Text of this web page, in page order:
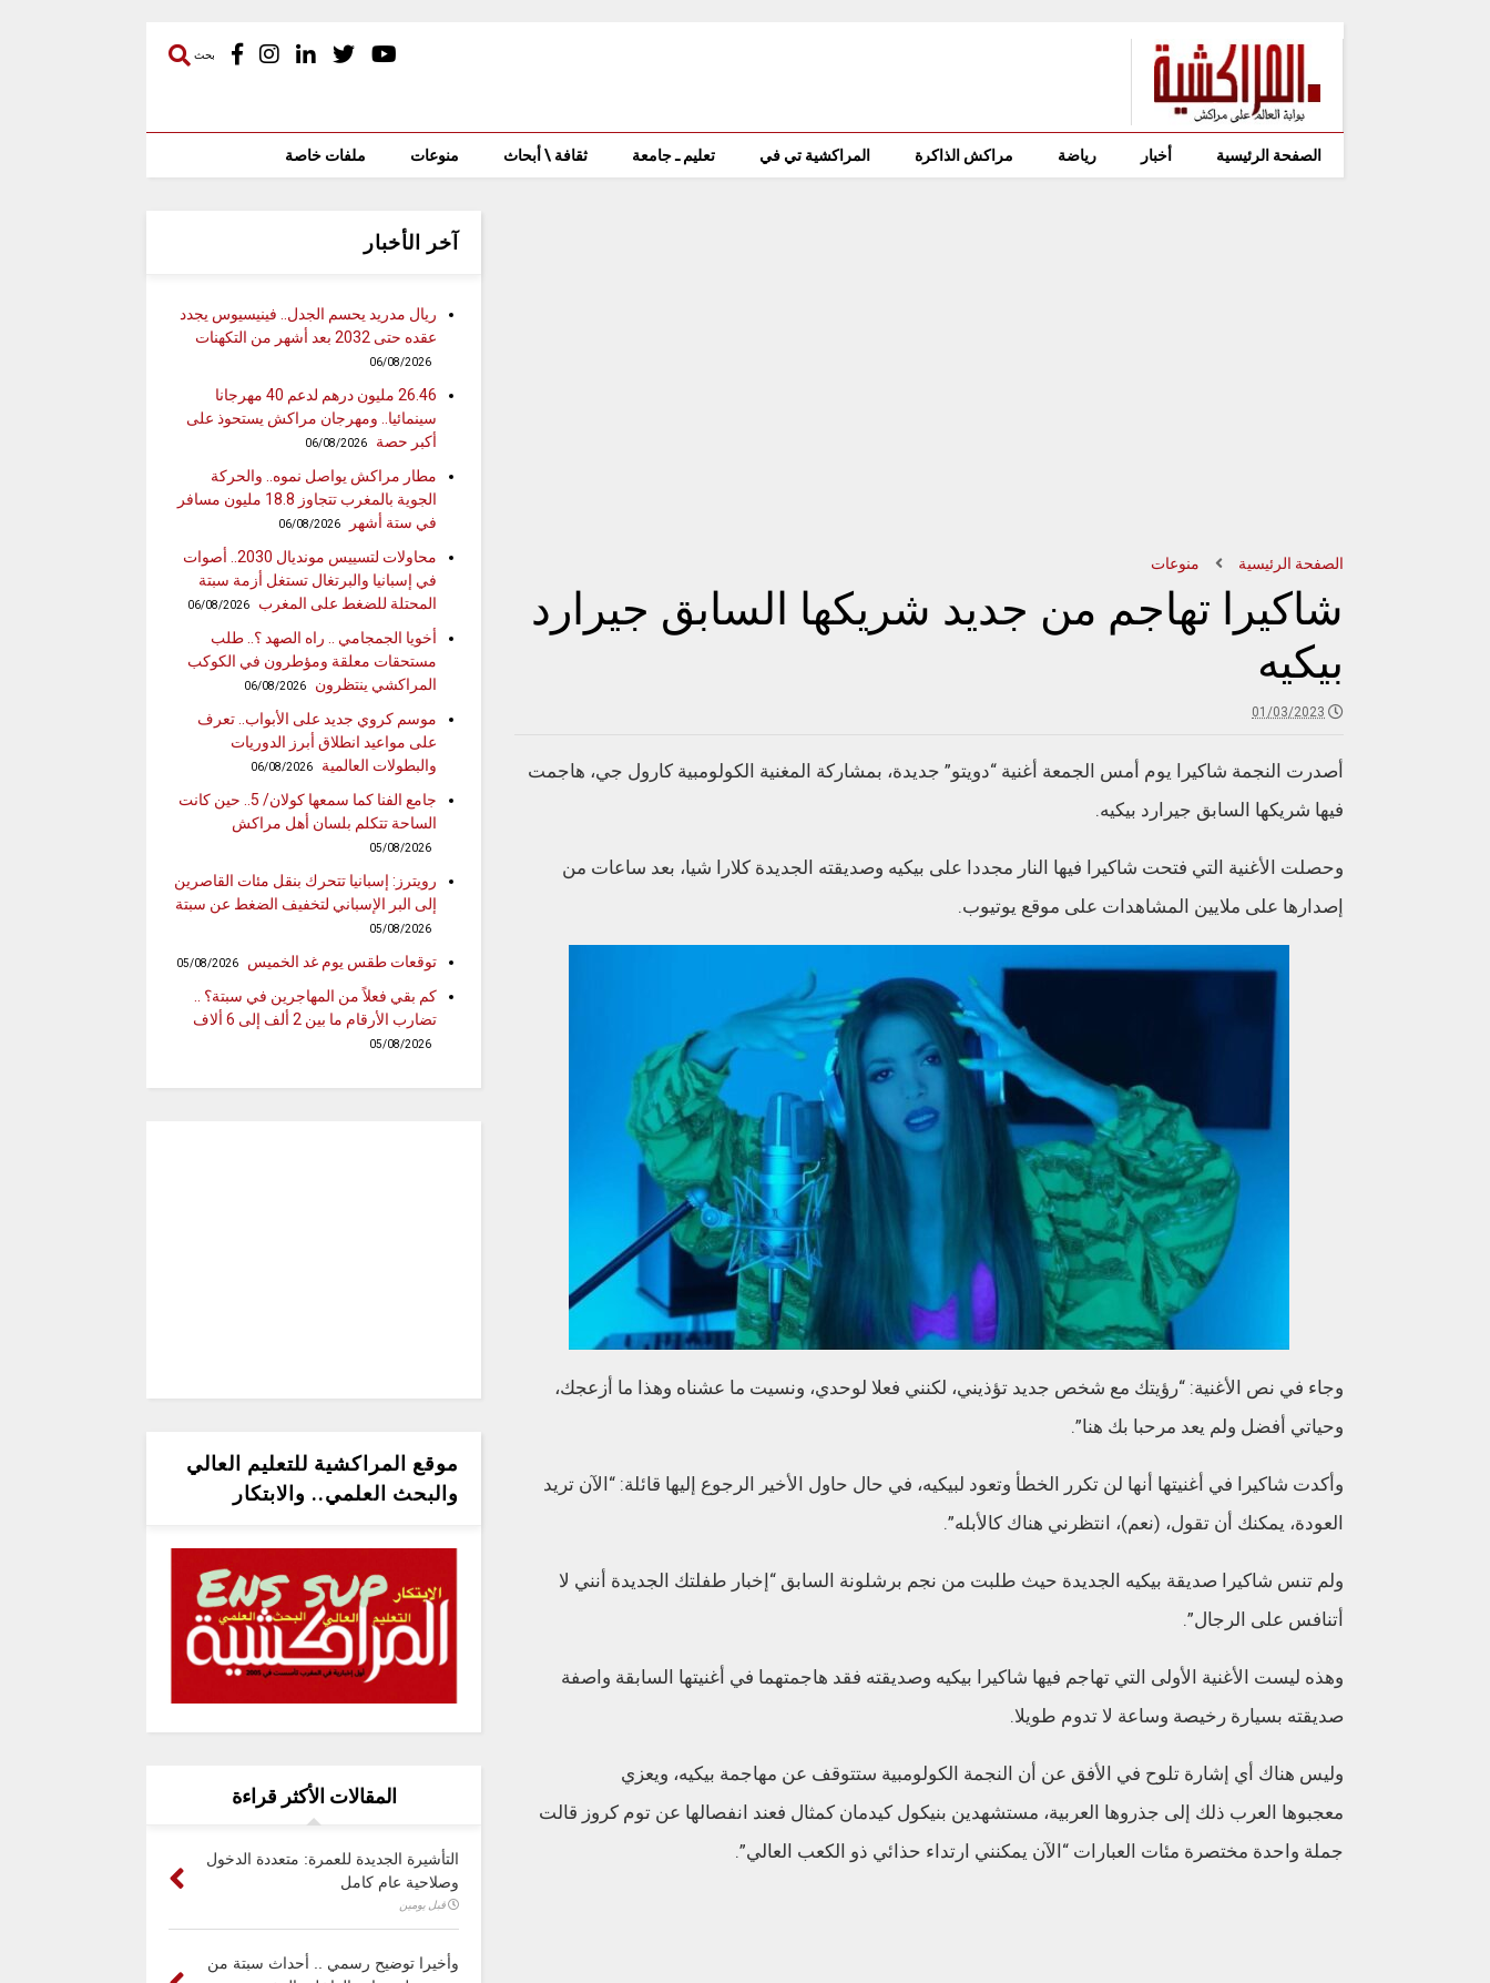
بحث
الصفحة الرئيسية أخبار رياضة مراكش الذاكرة المراكشية تي في تعليم ـ جامعة ثقافة \ أبحاث منوعات ملفات خاصة
الصفحة الرئيسية منوعات
شاكيرا تهاجم من جديد شريكها السابق جيرارد
بيكيه
01/03/2023
أصدرت النجمة شاكيرا يوم أمس الجمعة أغنية “دويتو” جديدة، بمشاركة المغنية الكولومبية كارول جي، هاجمت
فيها شريكها السابق جيرارد بيكيه.
وحصلت الأغنية التي فتحت شاكيرا فيها النار مجددا على بيكيه وصديقته الجديدة كلارا شيا، بعد ساعات من
إصدارها على ملايين المشاهدات على موقع يوتيوب.
وجاء في نص الأغنية: “رؤيتك مع شخص جديد تؤذيني، لكنني فعلا لوحدي، ونسيت ما عشناه وهذا ما أزعجك،
وحياتي أفضل ولم يعد مرحبا بك هنا”.
وأكدت شاكيرا في أغنيتها أنها لن تكرر الخطأ وتعود لبيكيه، في حال حاول الأخير الرجوع إليها قائلة: “الآن تريد
العودة، يمكنك أن تقول، (نعم)، انتظرني هناك كالأبله”.
ولم تنس شاكيرا صديقة بيكيه الجديدة حيث طلبت من نجم برشلونة السابق “إخبار طفلتك الجديدة أنني لا
أتنافس على الرجال”.
وهذه ليست الأغنية الأولى التي تهاجم فيها شاكيرا بيكيه وصديقته فقد هاجمتهما في أغنيتها السابقة واصفة
صديقته بسيارة رخيصة وساعة لا تدوم طويلا.
وليس هناك أي إشارة تلوح في الأفق عن أن النجمة الكولومبية ستتوقف عن مهاجمة بيكيه، ويعزي
معجبوها العرب ذلك إلى جذروها العربية، مستشهدين بنيكول كيدمان كمثال فعند انفصالها عن توم كروز قالت
جملة واحدة مختصرة مئات العبارات “الآن يمكنني ارتداء حذائي ذو الكعب العالي”.
آخر الأخبار
ريال مدريد يحسم الجدل.. فينيسيوس يجدد
عقده حتى 2032 بعد أشهر من التكهنات
06/08/2026
26.46 مليون درهم لدعم 40 مهرجانا
سينمائيا.. ومهرجان مراكش يستحوذ على
أكبر حصة
06/08/2026
مطار مراكش يواصل نموه.. والحركة
الجوية بالمغرب تتجاوز 18.8 مليون مسافر
في ستة أشهر
06/08/2026
محاولات لتسييس مونديال 2030.. أصوات
في إسبانيا والبرتغال تستغل أزمة سبتة
المحتلة للضغط على المغرب
06/08/2026
أخويا الجمجامي .. راه الصهد ؟.. طلب
مستحقات معلقة ومؤطرون في الكوكب
المراكشي ينتظرون
06/08/2026
موسم كروي جديد على الأبواب.. تعرف
على مواعيد انطلاق أبرز الدوريات
والبطولات العالمية
06/08/2026
جامع الفنا كما سمعها كولان/ 5.. حين كانت
الساحة تتكلم بلسان أهل مراكش
05/08/2026
رويترز: إسبانيا تتحرك بنقل مئات القاصرين
إلى البر الإسباني لتخفيف الضغط عن سبتة
05/08/2026
توقعات طقس يوم غد الخميس 05/08/2026
كم بقي فعلاً من المهاجرين في سبتة؟ ..
تضارب الأرقام ما بين 2 ألف إلى 6 ألاف
05/08/2026
موقع المراكشية للتعليم العالي
والبحث العلمي.. والابتكار
المقالات الأكثر قراءة
التأشيرة الجديدة للعمرة: متعددة الدخول
وصلاحية عام كامل
قبل يومين
وأخيرا توضيح رسمي .. أحداث سبتة من